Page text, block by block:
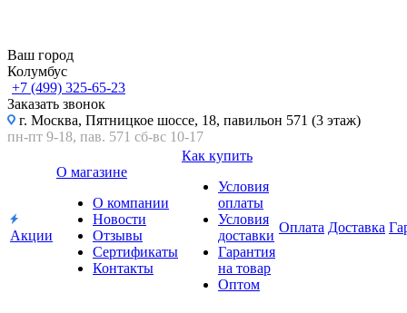
Ваш город
Колумбус
+7 (499) 325-65-23
Заказать звонок
г. Москва, Пятницкое шоссе, 18, павильон 571 (3 этаж)
пн-пт 9-18, пав. 571 сб-вс 10-17
Акции
О магазине
О компании
Новости
Отзывы
Сертификаты
Контакты
Как купить
Условия
оплаты
Условия
доставки
Гарантия
на товар
Оптом
Оплата Доставка